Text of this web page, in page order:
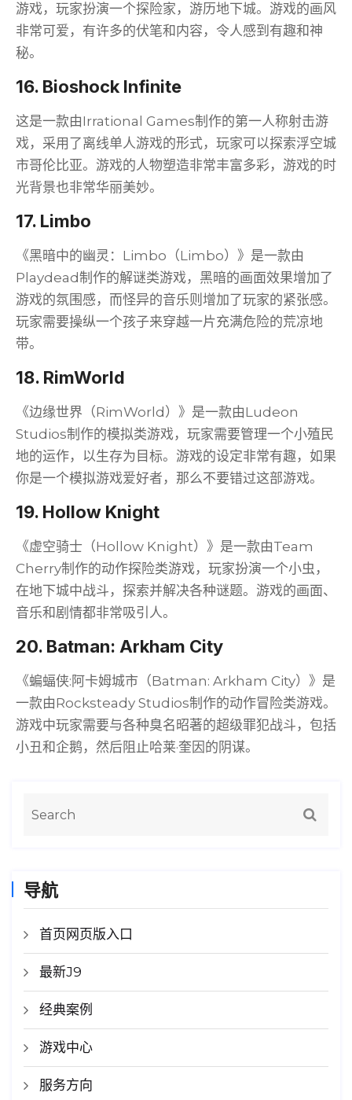
游戏，玩家扮演一个探险家，游历地下城。游戏的画风
非常可爱，有许多的伏笔和内容，令人感到有趣和神
秘。
16. Bioshock Infinite
这是一款由Irrational Games制作的第一人称射击游
戏，采用了离线单人游戏的形式，玩家可以探索浮空城
市哥伦比亚。游戏的人物塑造非常丰富多彩，游戏的时
光背景也非常华丽美妙。
17. Limbo
《黑暗中的幽灵：Limbo（Limbo）》是一款由
Playdead制作的解谜类游戏，黑暗的画面效果增加了
游戏的氛围感，而怪异的音乐则增加了玩家的紧张感。
玩家需要操纵一个孩子来穿越一片充满危险的荒凉地
带。
18. RimWorld
《边缘世界（RimWorld）》是一款由Ludeon
Studios制作的模拟类游戏，玩家需要管理一个小殖民
地的运作，以生存为目标。游戏的设定非常有趣，如果
你是一个模拟游戏爱好者，那么不要错过这部游戏。
19. Hollow Knight
《虚空骑士（Hollow Knight）》是一款由Team
Cherry制作的动作探险类游戏，玩家扮演一个小虫，
在地下城中战斗，探索并解决各种谜题。游戏的画面、
音乐和剧情都非常吸引人。
20. Batman: Arkham City
《蝙蝠侠:阿卡姆城市（Batman: Arkham City）》是
一款由Rocksteady Studios制作的动作冒险类游戏。
游戏中玩家需要与各种臭名昭著的超级罪犯战斗，包括
小丑和企鹅，然后阻止哈莱·奎因的阴谋。
导航
首页网页版入口
最新J9
经典案例
游戏中心
服务方向